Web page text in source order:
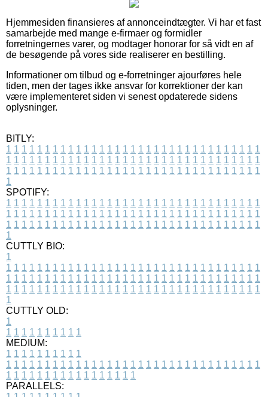
Hjemmesiden finansieres af annonceindtægter. Vi har et fast
samarbejde med mange e-firmaer og formidler
forretningernes varer, og modtager honorar for så vidt en af
de besøgende på vores side realiserer en bestilling.
Informationer om tilbud og e-forretninger ajourføres hele
tiden, men der tages ikke ansvar for korrektioner der kan
være implementeret siden vi senest opdaterede sidens
oplysninger.
BITLY:
1 1 1 1 1 1 1 1 1 1 1 1 1 1 1 1 1 1 1 1 1 1 1 1 1 1 1 1 1 1 1 1 1
1 1 1 1 1 1 1 1 1 1 1 1 1 1 1 1 1 1 1 1 1 1 1 1 1 1 1 1 1 1 1 1 1
1 1 1 1 1 1 1 1 1 1 1 1 1 1 1 1 1 1 1 1 1 1 1 1 1 1 1 1 1 1 1 1 1
1
SPOTIFY:
1 1 1 1 1 1 1 1 1 1 1 1 1 1 1 1 1 1 1 1 1 1 1 1 1 1 1 1 1 1 1 1 1
1 1 1 1 1 1 1 1 1 1 1 1 1 1 1 1 1 1 1 1 1 1 1 1 1 1 1 1 1 1 1 1 1
1 1 1 1 1 1 1 1 1 1 1 1 1 1 1 1 1 1 1 1 1 1 1 1 1 1 1 1 1 1 1 1 1
1
CUTTLY BIO:
1
1 1 1 1 1 1 1 1 1 1 1 1 1 1 1 1 1 1 1 1 1 1 1 1 1 1 1 1 1 1 1 1 1
1 1 1 1 1 1 1 1 1 1 1 1 1 1 1 1 1 1 1 1 1 1 1 1 1 1 1 1 1 1 1 1 1
1 1 1 1 1 1 1 1 1 1 1 1 1 1 1 1 1 1 1 1 1 1 1 1 1 1 1 1 1 1 1 1 1
1
CUTTLY OLD:
1
1 1 1 1 1 1 1 1 1 1
MEDIUM:
1 1 1 1 1 1 1 1 1 1
1 1 1 1 1 1 1 1 1 1 1 1 1 1 1 1 1 1 1 1 1 1 1 1 1 1 1 1 1 1 1 1 1
1 1 1 1 1 1 1 1 1 1 1 1 1 1 1 1 1
PARALLELS: